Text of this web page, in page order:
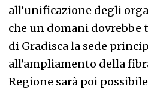
all’unificazione degli
che un domani dovrebbe
di Gradisca la sede
all’ampliamento della
Regione sarà poi